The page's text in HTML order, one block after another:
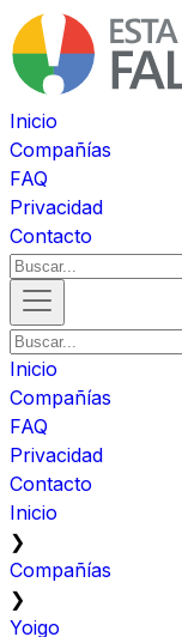
Inicio
Compañías
FAQ
Privacidad
Contacto
Inicio
Compañías
FAQ
Privacidad
Contacto
Inicio
❯
Compañías
❯
Yoigo